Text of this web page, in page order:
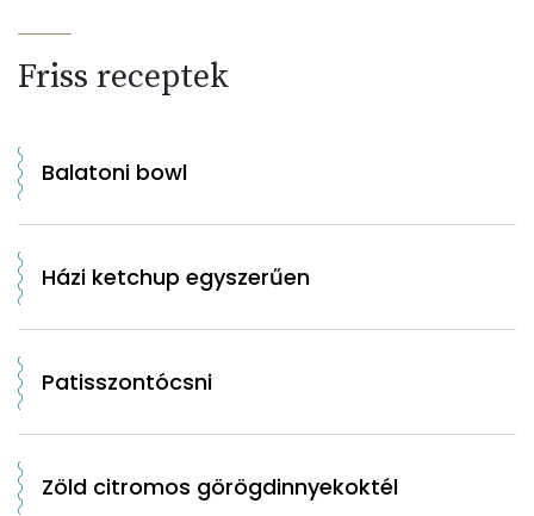
Friss receptek
Balatoni bowl
Házi ketchup egyszerűen
Patisszontócsni
Zöld citromos görögdinnyekoktél